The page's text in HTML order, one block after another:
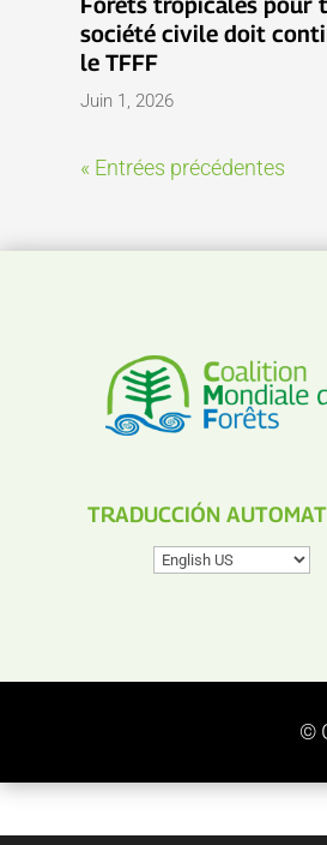
société civile doit
le TFFF
Juin 1, 2026
« Entrées précédentes
TRADUCCIÓN
©